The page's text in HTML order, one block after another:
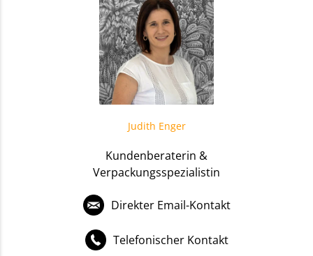
Judith Enger
Kundenberaterin &
Verpackungsspezialistin
Direkter Email-Kontakt
Telefonischer Kontakt